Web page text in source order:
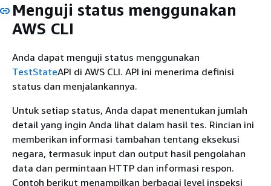
Menguji status menggunakan
AWS CLI
Anda dapat menguji status menggunakan
TestStateAPI di AWS CLI. API ini menerima definisi
status dan menjalankannya.
Untuk setiap status, Anda dapat menentukan jumlah
detail yang ingin Anda lihat dalam hasil tes. Rincian ini
memberikan informasi tambahan tentang eksekusi
negara, termasuk input dan output hasil pengolahan
data dan permintaan HTTP dan informasi respon.
Contoh berikut menampilkan berbagai level inspeksi